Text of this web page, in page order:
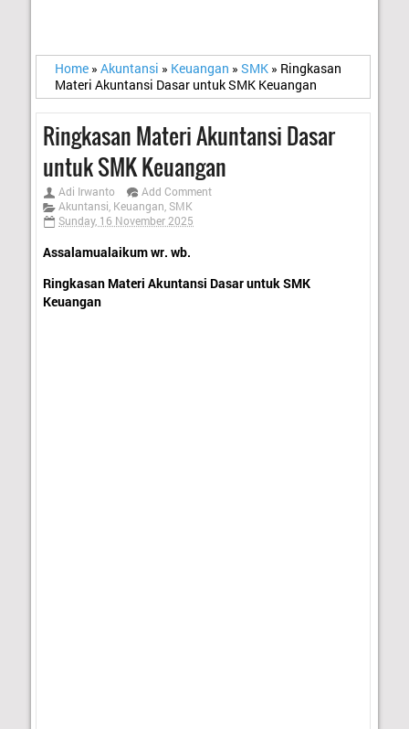
Home » Akuntansi » Keuangan » SMK » Ringkasan
Materi Akuntansi Dasar untuk SMK Keuangan
Ringkasan Materi Akuntansi Dasar
untuk SMK Keuangan
Adi Irwanto
Add Comment
Akuntansi, Keuangan, SMK
Sunday, 16 November 2025
Assalamualaikum wr. wb.
Ringkasan Materi Akuntansi Dasar untuk SMK
Keuangan